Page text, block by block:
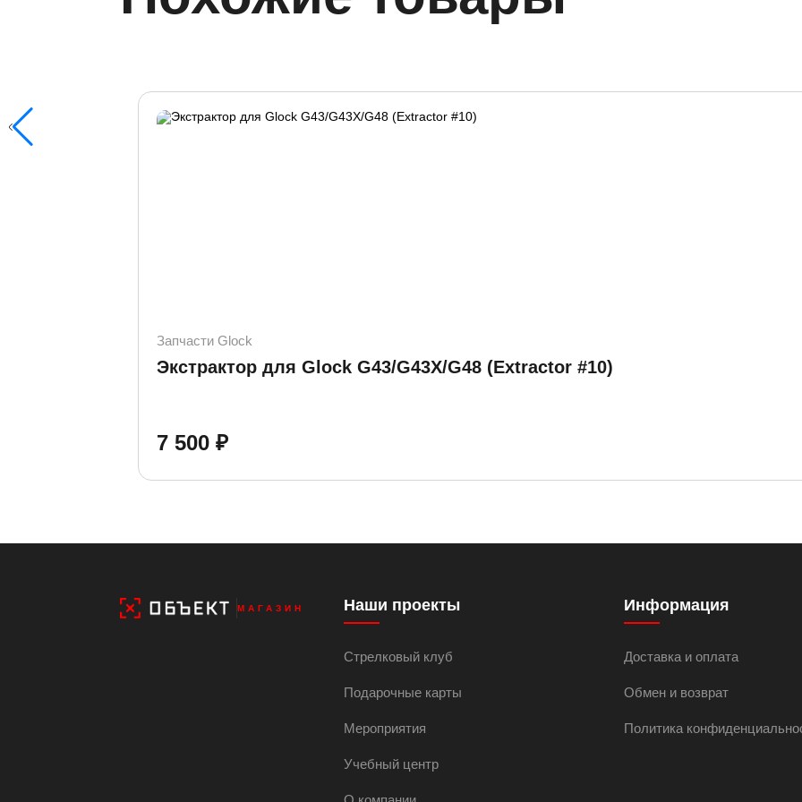
Запчасти Glock
Экстрактор для Glock G43/G43X/G48 (Extractor #10)
7 500 ₽
МАГАЗИН Наши проекты
Стрелковый клуб
Подарочные карты
Мероприятия
Учебный центр
Информация
Доставка и оплата
Обмен и возврат
Политика